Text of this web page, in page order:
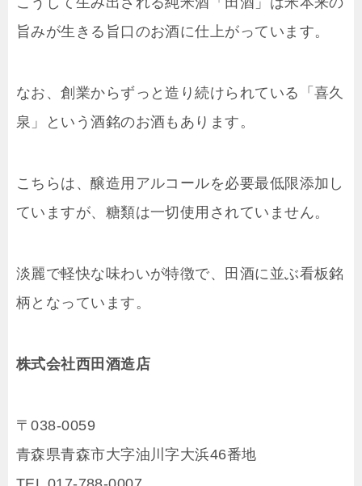
旨みが生きる旨口のお酒に仕上がっています。
なお、創業からずっと造り続けられている「喜久
泉」という酒銘のお酒もあります。
こちらは、醸造用アルコールを必要最低限添加し
ていますが、糖類は一切使用されていません。
淡麗で軽快な味わいが特徴で、田酒に並ぶ看板銘
柄となっています。
株式会社西田酒造店
〒038-0059
青森県青森市大字油川字大浜46番地